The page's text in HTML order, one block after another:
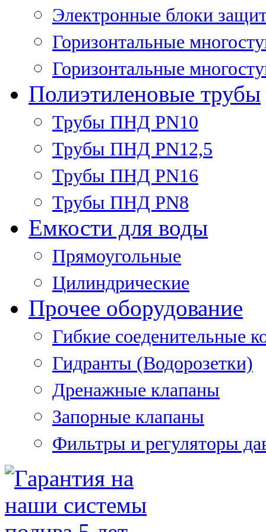
Электронные блоки
Горизонтальные
Горизонтальные
Полиэтиленовые трубы
Трубы ПНД PN10
Трубы ПНД PN12,5
Трубы ПНД PN16
Трубы ПНД PN8
Емкости для воды
Прямоугольные
Цилиндрические
Прочее оборудование
Гибкие соеденительные
Гидранты (Водорозетки)
Дренажные клапаны
Запорные клапаны
Фильтры и регуляторы